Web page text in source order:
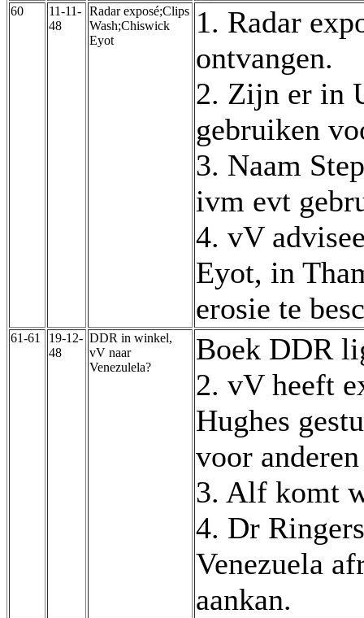
60
11-11-
48
Radar exposé;Clips
Wash;Chiswick
Eyot
1. Radar
ontvangen.
2. Zijn er in
gebruiken
3. Naam
ivm evt
4. vV
Eyot, in
erosie te
61-61
19-12-
48
DDR in winkel,
vV naar
Venezulela?
Boek DDR
2. vV heeft
Hughes
voor anderen
3. Alf komt
4. Dr
Venezuela
aankan.